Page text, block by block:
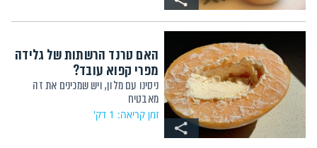
האם טרנד הרשתות של גלידה
מפרי קפוא עובד?
ניסינו עם מלון, ויש שמכינים את זה
מאבטיח
זמן קריאה: 1 דק'